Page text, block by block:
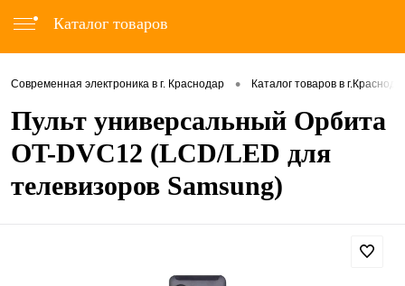
Каталог товаров
Современная электроника в г. Краснодар • Каталог товаров в
Пульт универсальный Орбита
OT-DVC12 (LCD/LED для
телевизоров Samsung)